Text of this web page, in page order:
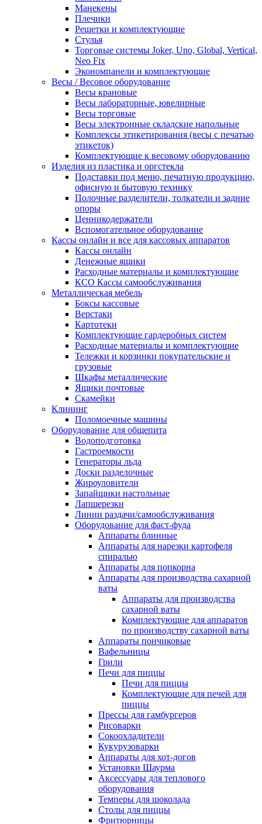
Манекены
Плечики
Решетки и комплектующие
Стулья
Торговые системы Joker, Uno, Global, Vertical,
Neo Fix
Экономпанели и комплектующие
Весы / Весовое оборудование
Весы крановые
Весы лабораторные, ювелирные
Весы торговые
Весы электронные складские напольные
Комплексы этикетирования (весы с печатью
этикеток)
Комплектующие к весовому оборудованию
Изделия из пластика и оргстекла
Подставки под меню, печатную продукцию,
офисную и бытовую технику
Полочные разделители, толкатели и задние
опоры
Ценникодержатели
Вспомогательное оборудование
Кассы онлайн и все для кассовых аппаратов
Кассы онлайн
Денежные ящики
Расходные материалы и комплектующие
КСО Кассы самообслуживания
Металлическая мебель
Боксы кассовые
Верстаки
Картотеки
Комплектующие гардеробных систем
Расходные материалы и комплектующие
Тележки и корзинки покупательские и
грузовые
Шкафы металлические
Ящики почтовые
Скамейки
Клининг
Поломоечные машины
Оборудование для общепита
Водоподготовка
Гастроемкости
Генераторы льда
Доски разделочные
Жироуловители
Запайщики настольные
Лапшерезки
Линии раздачи/самообслуживания
Оборудование для фаст-фуда
Аппараты блинные
Аппараты для нарезки картофеля
спиралью
Аппараты для попкорна
Аппараты для производства сахарной
ваты
Аппараты для производства
сахарной ваты
Комплектующие для аппаратов
по производству сахарной ваты
Аппараты пончиковые
Вафельницы
Грили
Печи для пиццы
Печи для пиццы
Комплектующие для печей для
пиццы
Прессы для гамбургеров
Рисоварки
Сокоохладители
Кукурузоварки
Аппараты для хот-догов
Установки Шаурма
Аксессуары для теплового
оборудования
Темперы для шоколада
Столы для пиццы
Фритюрницы